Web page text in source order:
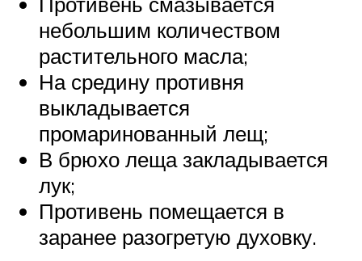
небольшим количеством
растительного масла;
На средину противня
выкладывается
промаринованный лещ;
В брюхо леща закладывается
лук;
Противень помещается в
заранее разогретую духовку.